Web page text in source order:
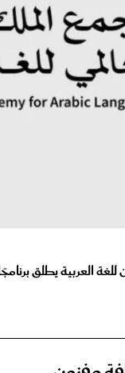
العربية يطلق برنامجًا